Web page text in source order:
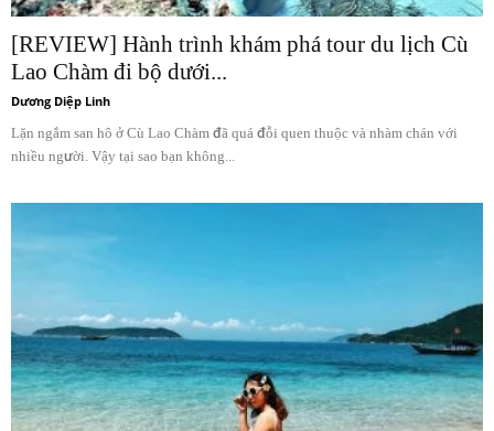
[REVIEW] Hành trình khám phá tour du lịch Cù
Lao Chàm đi bộ dưới...
Dương Diệp Linh
Lặn ngắm san hô ở Cù Lao Chàm đã quá đỗi quen thuộc và nhàm chán với
nhiều người. Vậy tại sao bạn không...